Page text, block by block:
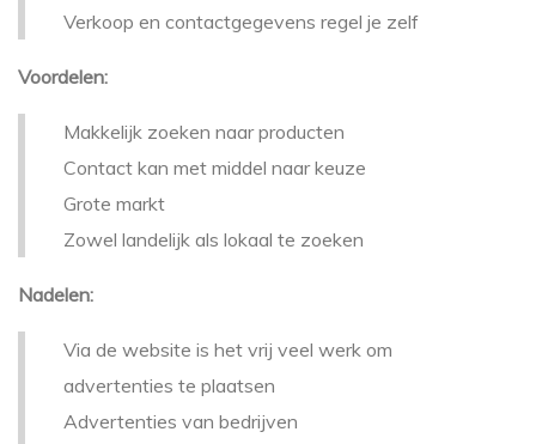
Verkoop en contactgegevens regel je zelf
Voordelen:
Makkelijk zoeken naar producten
Contact kan met middel naar keuze
Grote markt
Zowel landelijk als lokaal te zoeken
Nadelen:
Via de website is het vrij veel werk om
advertenties te plaatsen
Advertenties van bedrijven